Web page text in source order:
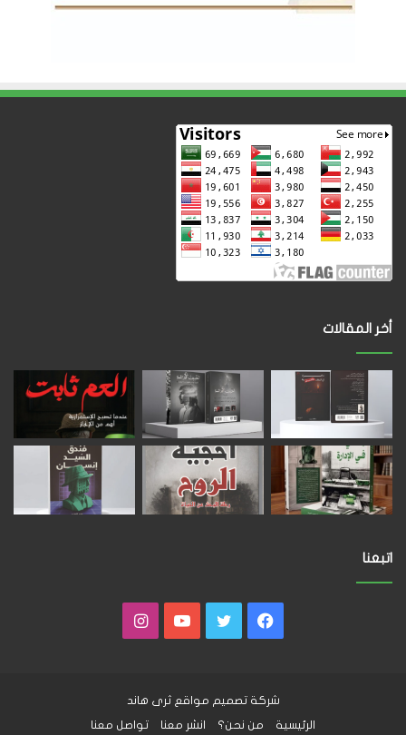
أخر المقالات
اتبعنا
فيسبوكتويتر يوتيوبانستقرام
شركة تصميم مواقع ثرى هاند
الرئيسية
من نحن؟ انشر معنا تواصل معنا